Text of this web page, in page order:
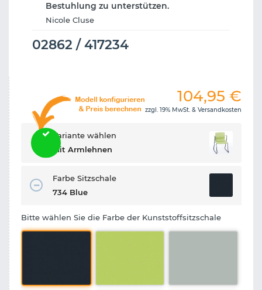
Bestuhlung zu unterstützen.
Nicole Cluse
02862 / 417234
104,95 €
zzgl. 19% MwSt. & Versandkosten
Variante wählen
Mit Armlehnen
Farbe Sitzschale
734 Blue
Bitte wählen Sie die Farbe der Kunststoffsitzschale